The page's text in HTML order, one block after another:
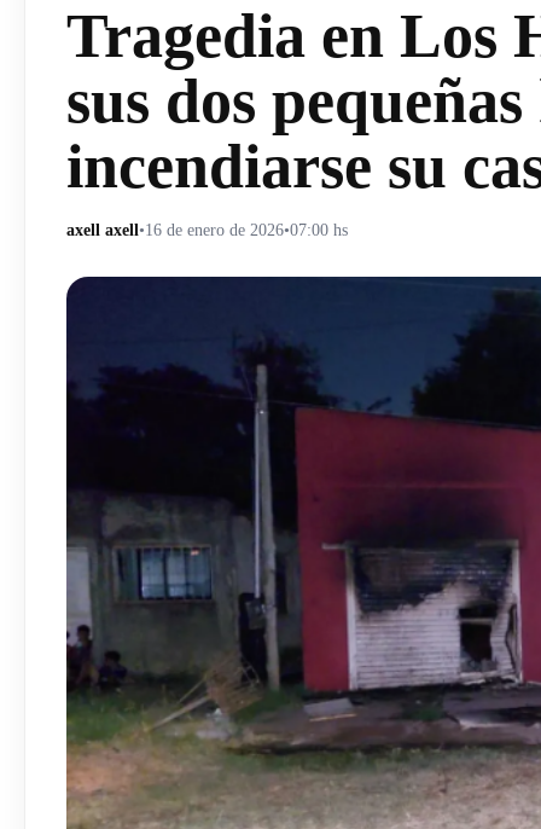
Tragedia en Los
sus dos
incendiarse su
axell axell•16 de enero de 2026•07:00 hs